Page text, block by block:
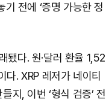
전에 ‘증명 가능한 정
됐다. 원·달러 환율 1,52
. XRP 레저가 네이티
지, 이번 ‘형식 검증’ 전